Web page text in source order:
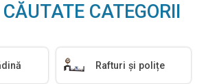
CATEGORII
Rafturi și polițe